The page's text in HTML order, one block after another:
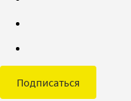
Подписаться